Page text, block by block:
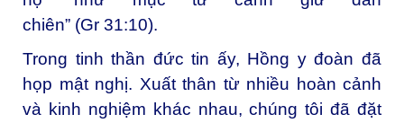
chiên” (Gr 31:10).
Trong tinh thần đức tin ấy, Hồng y đoàn đã
họp mật nghị. Xuất thân từ nhiều hoàn cảnh
và kinh nghiệm khác nhau, chúng tôi đã đặt